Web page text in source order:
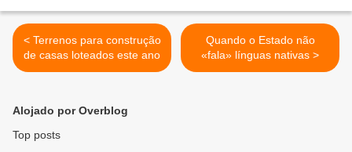
< Terrenos para construção
de casas loteados este ano
Quando o Estado não
«fala» línguas nativas >
Alojado por Overblog
Top posts